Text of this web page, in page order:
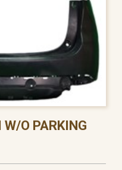
W/O PARKING